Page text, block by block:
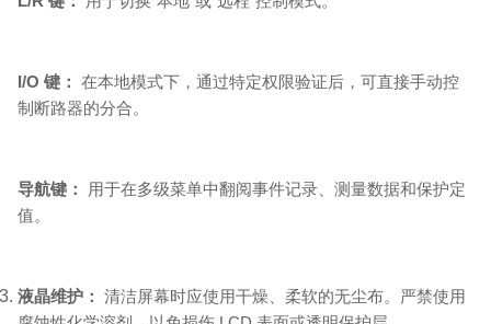
I/O 键： 在本地模式下，通过特定权限验证后，可直接手动控
制断路器的分合。
导航键：
用于在多级菜单中翻阅事件记录、测量数据和保护定
值。
液晶维护： 清洁屏幕时应使用干燥、柔软的无尘布。严禁使用